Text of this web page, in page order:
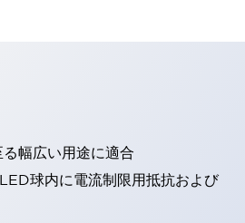
幅広い用途に適合
球内に電流制限用抵抗および